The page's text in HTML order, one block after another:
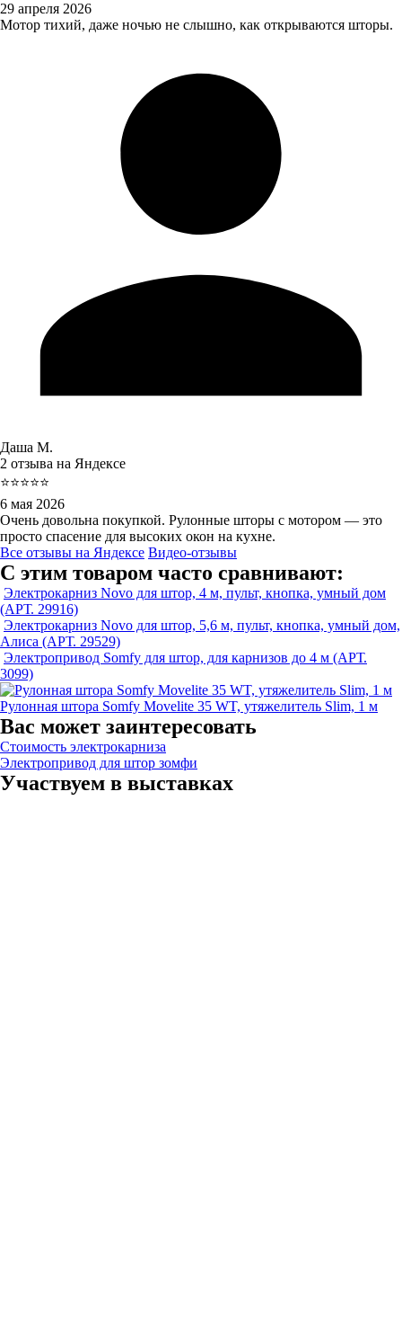
29 апреля 2026
Мотор тихий, даже ночью не слышно, как открываются шторы.
Даша М.
2 отзыва на Яндексе
⭐⭐⭐⭐⭐
6 мая 2026
Очень довольна покупкой. Рулонные шторы с мотором — это
просто спасение для высоких окон на кухне.
Все отзывы на Яндексе Видео-отзывы
С этим товаром часто сравнивают:
Электрокарниз Novo для штор, 4 м, пульт, кнопка, умный дом
(АРТ. 29916)
Электрокарниз Novo для штор, 5,6 м, пульт, кнопка, умный дом,
Алиса (АРТ. 29529)
Электропривод Somfy для штор, для карнизов до 4 м (АРТ.
3099)
Рулонная штора Somfy Movelite 35 WT, утяжелитель Slim, 1 м
Вас может заинтересовать
Стоимость электрокарниза
Электропривод для штор зомфи
Участвуем в выставках